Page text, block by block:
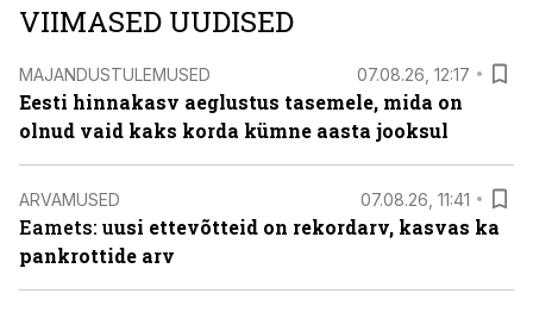
VIIMASED UUDISED
MAJANDUSTULEMUSED 07.08.26, 12:17
Eesti hinnakasv aeglustus tasemele, mida on
olnud vaid kaks korda kümne aasta jooksul
ARVAMUSED 07.08.26, 11:41
Eamets: uusi ettevõtteid on rekordarv, kasvas ka
pankrottide arv